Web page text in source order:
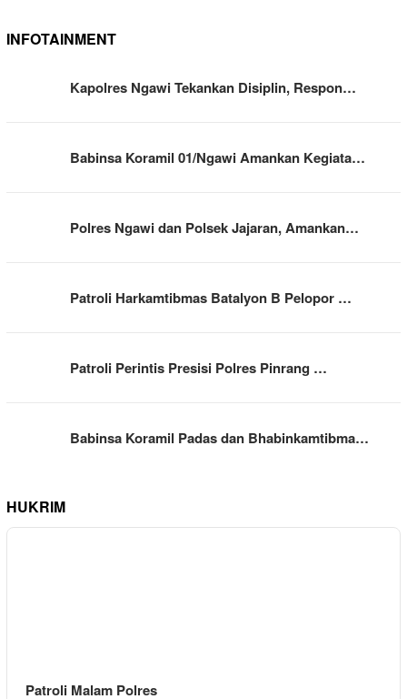
INFOTAINMENT
Kapolres Ngawi Tekankan Disiplin, Respon…
Babinsa Koramil 01/Ngawi Amankan Kegiata…
Polres Ngawi dan Polsek Jajaran, Amankan…
Patroli Harkamtibmas Batalyon B Pelopor …
Patroli Perintis Presisi Polres Pinrang …
Babinsa Koramil Padas dan Bhabinkamtibma…
HUKRIM
Patroli Malam Polres